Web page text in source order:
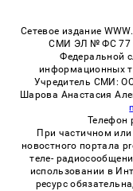
Сетевое издание
СМИ ЭЛ № ФС 77
Федеральной
информационных
Учредитель СМИ:
Шарова Анастасия
Телефон
При частичном
новостного портала
теле-
использовании в
ресурс